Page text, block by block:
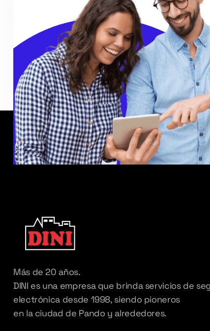
Más de 20 años.
DINI es una empresa que brinda servicios de
electrónica desde 1998, siendo pioneros
en la ciudad de Pando y alrededores.